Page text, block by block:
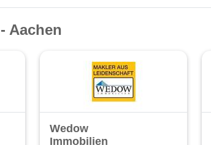
Aachen
Wedow
Immobilien